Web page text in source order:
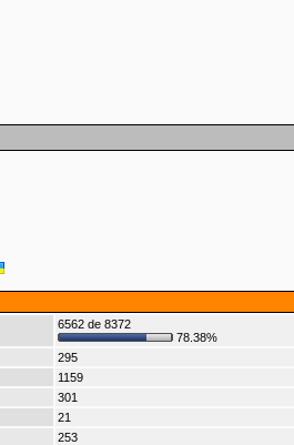
6562 de 8372
78.38%
295
1159
301
21
253